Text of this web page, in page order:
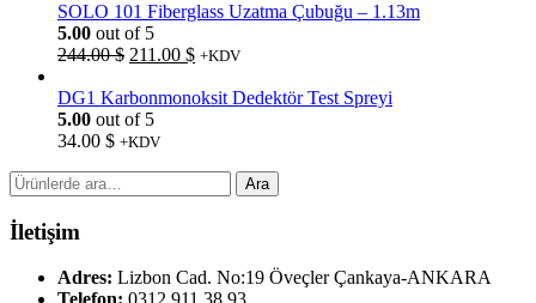
SOLO 101 Fiberglass Uzatma Çubuğu – 1.13m
5.00 out of 5
244.00$ Orijinal
244.00 $.
211.00 $Şu
fiyat:
+KDV
DG1 Karbonmonoksit Dedektör Test Spreyi
5.00 out of 5
34.00 $ +KDV
Ara: Ara
İletişim
Adres: Lizbon Cad. No:19 Öveçler Çankaya-ANKARA